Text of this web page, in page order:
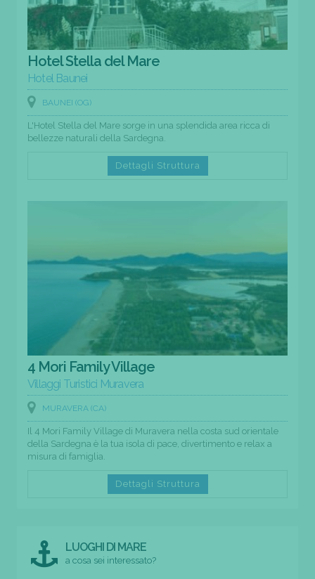
Hotel Stella del Mare
Hotel Baunei
BAUNEI (OG)
L'Hotel Stella del Mare sorge in una splendida area ricca di
bellezze naturali della Sardegna.
Dettagli Struttura
4 Mori Family Village
Villaggi Turistici Muravera
MURAVERA (CA)
Il 4 Mori Family Village di Muravera nella costa sud orientale
della Sardegna è la tua isola di pace, divertimento e relax a
misura di famiglia.
Dettagli Struttura
LUOGHI DI MARE
a cosa sei interessato?